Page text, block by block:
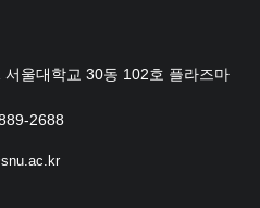
울대학교 30동 102호 플라즈마
2688